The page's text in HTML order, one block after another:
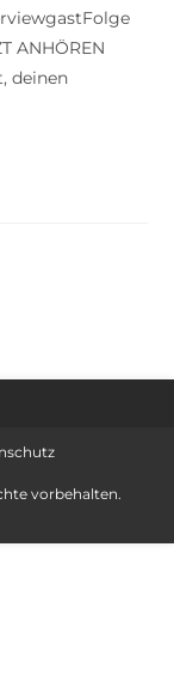
ANHÖREN
deinen
vorbehalten.